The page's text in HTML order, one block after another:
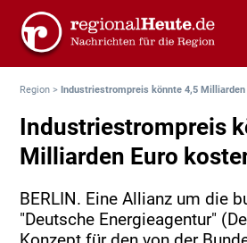
Region >Industriestrompreis könnte 4,5 Milliarden
Industriestrompreis
Milliarden Euro
BERLIN. Eine Allianz um die
"Deutsche Energieagentur"